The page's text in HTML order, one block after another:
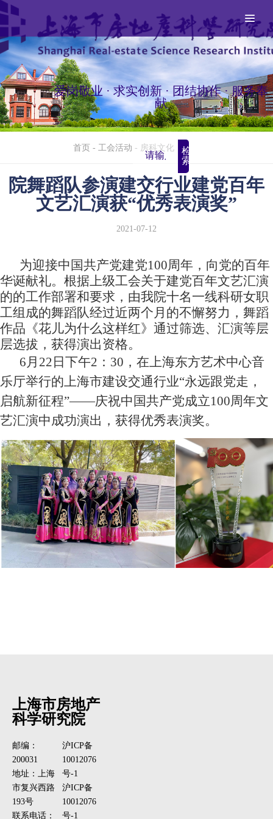
爱岗敬业 · 求实创新 · 团结协作 · 服务奉
献
检
索
首页 - 工会活动 - 房科文化
院舞蹈队参演建交行业建党百年
文艺汇演获“优秀表演奖”
2021-07-12
为迎接中国共产党建党100周年，向党的百年
华诞献礼。根据上级工会关于建党百年文艺汇演
的的工作部署和要求，由我院十名一线科研女职
工组成的舞蹈队经过近两个月的不懈努力，舞蹈
作品《花儿为什么这样红》通过筛选、汇演等层
层选拔，获得演出资格。
6 月22日下午2：30，在上海东方艺术中心音
乐厅举行的上海市建设交通行业“永远跟党走，
启航新征程”——庆祝中国共产党成立100周年文
艺汇演中成功演出，获得优秀表演奖。
上海市房地产
科学研究院
邮编：
200031
地址：上海
市复兴西路
193号
联系电话：
沪ICP备
10012076
号-1
沪ICP备
10012076
号-1